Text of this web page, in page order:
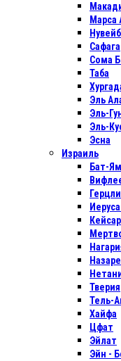
Марса
Сафага
Сома
Таба
Эль
Эль-
Эль-
Эсна
Израиль
Бат-Ям
Тверия
Тель-
Хайфа
Цфат
Эйлат
Эйн -